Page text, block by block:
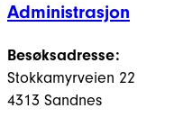
Administrasjon
Besøksadresse:
Stokkamyrveien 22
4313 Sandnes